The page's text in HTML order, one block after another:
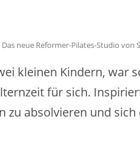
Das neue Reformer-Pilates-Studio von
kleinen Kindern,
für sich.
zu absolvieren und